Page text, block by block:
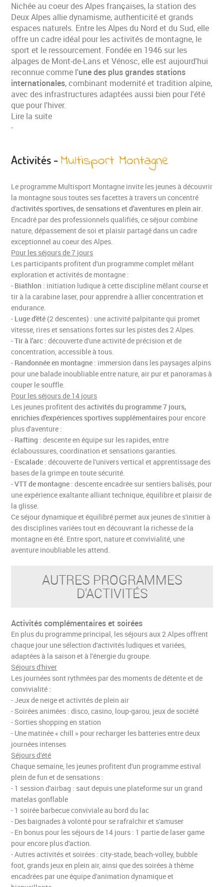
VOS COORDONNÉES
Recevoir notre lettre d'informations
oui non
Nichée au coeur des Alpes françaises, la station des
Deux Alpes allie dynamisme, authenticité et grands
espaces naturels. Entre les Alpes du Nord et du Sud, elle
offre un cadre idéal pour les activités de montagne, le
sport et le ressourcement. Fondée en 1946 sur les
alpages de Mont-de-Lans et Vénosc, elle est aujourd'hui
reconnue comme l'une des plus grandes stations
internationales, combinant modernité et tradition alpine,
avec des infrastructures adaptées aussi bien pour l'été
que pour l'hiver.
Lire la suite
-
Activités - Multisport Montagne
Le programme Multisport Montagne invite les jeunes à découvrir
la montagne sous toutes ses facettes à travers un concentré
d'activités sportives, de sensations et d'aventures en plein air.
Encadré par des professionnels qualifiés, ce séjour combine
nature, dépassement de soi et plaisir partagé dans un cadre
exceptionnel au coeur des Alpes.
Pour les séjours de 7 jours
Les participants profitent d'un programme complet mêlant
exploration et activités de montagne :
- Biathlon : initiation ludique à cette discipline mêlant course et
tir à la carabine laser, pour apprendre à allier concentration et
endurance.
- Luge d'été (2 descentes) : une activité palpitante qui promet
vitesse, rires et sensations fortes sur les pistes des 2 Alpes.
-Tir à l'arc : découverte d'une activité de précision et de
concentration, accessible à tous.
- Randonnée en montagne : immersion dans les paysages alpins
pour une balade inoubliable entre nature, air pur et panoramas à
couper le souffle.
Pour les séjours de 14 jours
Les jeunes profitent desactivités du programme 7 jours,
enrichies d'expériences sportives supplémentaires pour encore
plus d'aventure :
- Rafting : descente en équipe sur les rapides, entre
éclaboussures, coordination et sensations garanties.
- Escalade : découverte de l'univers vertical et apprentissage des
bases de la grimpe en toute sécurité.
-VTT de montagne : descente encadrée sur sentiers balisés, pour
une expérience exaltante alliant technique, équilibre et plaisir de
la glisse.
Ce séjour dynamique et équilibré permet aux jeunes de s'initier à
des disciplines variées tout en découvrant la richesse de la
montagne en été. Entre sport, nature et convivialité, une
aventure inoubliable les attend.
AUTRES PROGRAMMES
D'ACTIVITÉS
Activités complémentaires et soirées
En plus du programme principal, les séjours aux 2 Alpes offrent
chaque jour une sélection d'activités ludiques et variées,
adaptées à la saison et à l'énergie du groupe.
Séjours d'hiver
Les journées sont rythmées par des moments de détente et de
convivialité :
- Jeux de neige et activités de plein air
- Soirées animées : disco, casino, loup-garou, jeux de société
- Sorties shopping en station
- Une matinée « chill » pour recharger les batteries entre deux
journées intenses
Séjours d'été
Chaque semaine, les jeunes profitent d'un programme estival
plein de fun et de sensations :
- 1 session d'airbag : saut depuis une plateforme sur un grand
matelas gonflable
- 1 soirée barbecue conviviale au bord du lac
- Des baignades à volonté pour se rafraîchir et s'amuser
- En bonus pour les séjours de 14 jours : 1 partie de laser game
pour encore plus d'action.
- Autres activités et soirées : city-stade, beach-volley, bubble
foot, grands jeux en plein air, ainsi que des soirées à thème
encadrées par une équipe d'animation dynamique et